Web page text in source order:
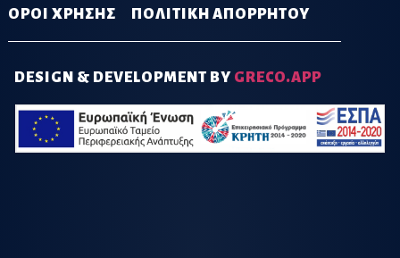
ΟΡΟΙ ΧΡΗΣΗΣ ΠΟΛΙΤΙΚΗ ΑΠΟΡΡΗΤΟΥ
DESIGN & DEVELOPMENT BY GRECO.APP